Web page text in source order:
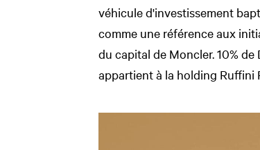
véhicule d'investissement
comme une référence aux
du capital de Moncler. 10%
appartient à la holding Ruffini